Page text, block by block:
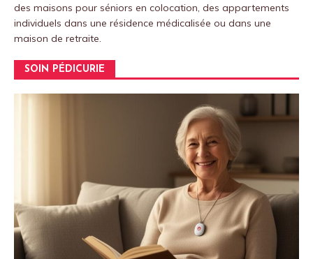
des maisons pour séniors en colocation, des appartements
individuels dans une résidence médicalisée ou dans une
maison de retraite.
SOIN PÉDICURIE